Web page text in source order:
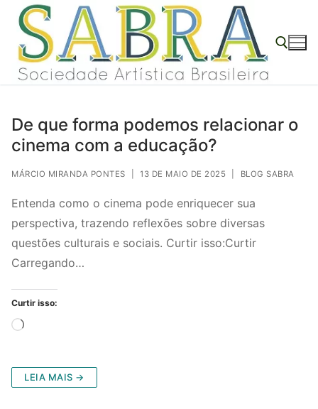
conteúdo
Pular
para
conteúdo
De que forma podemos relacionar o
cinema com a educação?
MÁRCIO MIRANDA PONTES 13 DE MAIO DE 2025 BLOG SABRA
Entenda como o cinema pode enriquecer sua
perspectiva, trazendo reflexões sobre diversas
questões culturais e sociais. Curtir isso:Curtir
Carregando…
Curtir isso:
Carregando...
LEIA MAIS →